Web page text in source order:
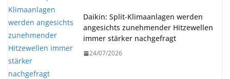
Daikin: Split-Klimaanlagen werden
angesichts zunehmender Hitzewellen
immer stärker nachgefragt
24/07/2026